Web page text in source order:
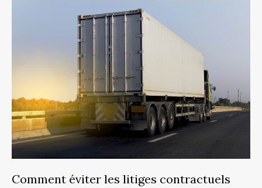
Comment éviter les litiges contractuels